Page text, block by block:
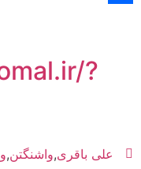
?
علی باقری,واشنگتن,